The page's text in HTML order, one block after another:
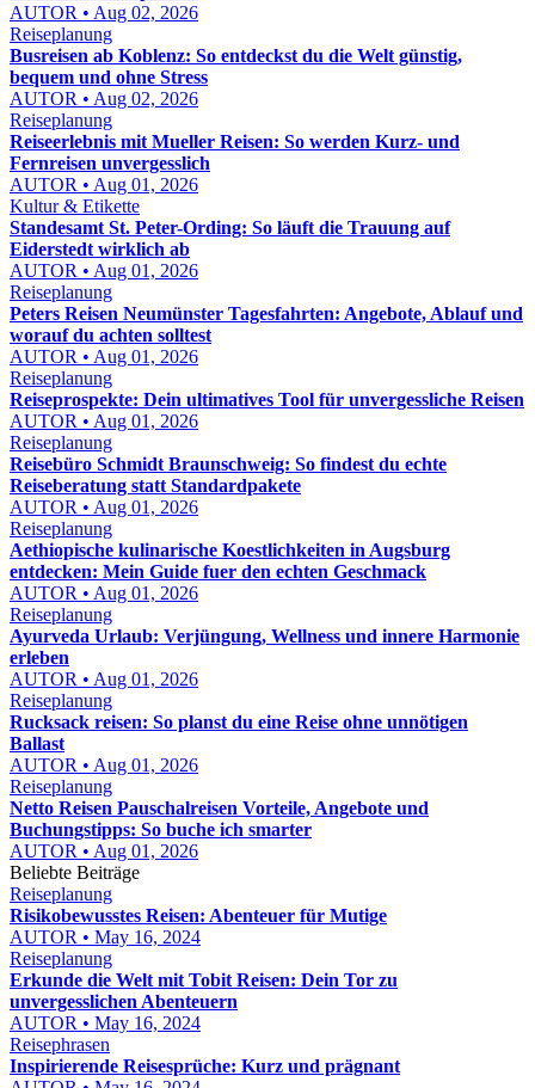
AUTOR • Aug 02, 2026
Reiseplanung
Busreisen ab Koblenz: So entdeckst du die Welt günstig,
bequem und ohne Stress
AUTOR • Aug 02, 2026
Reiseplanung
Reiseerlebnis mit Mueller Reisen: So werden Kurz- und
Fernreisen unvergesslich
AUTOR • Aug 01, 2026
Kultur & Etikette
Standesamt St. Peter-Ording: So läuft die Trauung auf
Eiderstedt wirklich ab
AUTOR • Aug 01, 2026
Reiseplanung
Peters Reisen Neumünster Tagesfahrten: Angebote, Ablauf und
worauf du achten solltest
AUTOR • Aug 01, 2026
Reiseplanung
Reiseprospekte: Dein ultimatives Tool für unvergessliche Reisen
AUTOR • Aug 01, 2026
Reiseplanung
Reisebüro Schmidt Braunschweig: So findest du echte
Reiseberatung statt Standardpakete
AUTOR • Aug 01, 2026
Reiseplanung
Aethiopische kulinarische Koestlichkeiten in Augsburg
entdecken: Mein Guide fuer den echten Geschmack
AUTOR • Aug 01, 2026
Reiseplanung
Ayurveda Urlaub: Verjüngung, Wellness und innere Harmonie
erleben
AUTOR • Aug 01, 2026
Reiseplanung
Rucksack reisen: So planst du eine Reise ohne unnötigen
Ballast
AUTOR • Aug 01, 2026
Reiseplanung
Netto Reisen Pauschalreisen Vorteile, Angebote und
Buchungstipps: So buche ich smarter
AUTOR • Aug 01, 2026
Beliebte Beiträge
Reiseplanung
Risikobewusstes Reisen: Abenteuer für Mutige
AUTOR • May 16, 2024
Reiseplanung
Erkunde die Welt mit Tobit Reisen: Dein Tor zu
unvergesslichen Abenteuern
AUTOR • May 16, 2024
Reisephrasen
Inspirierende Reisesprüche: Kurz und prägnant